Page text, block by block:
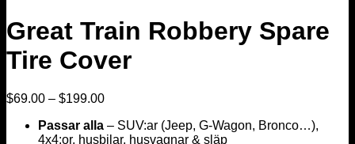
Great Train Robbery Spare
Tire Cover
$69.00 – $199.00Prisintervall:
till
$199.00
Passar alla – SUV:ar (Jeep, G-Wagon, Bronco…),
4x4:or, husbilar, husvagnar & släp